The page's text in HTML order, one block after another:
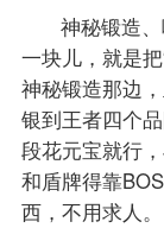
神秘锻造
一块儿，就是
神秘锻造那边
银到王者四个
段花元宝就行
和盾牌得靠
西，不用求人。